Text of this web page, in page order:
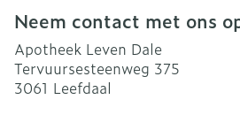
Neem contact met ons
Apotheek Leven Dale
Tervuursesteenweg 375
3061 Leefdaal